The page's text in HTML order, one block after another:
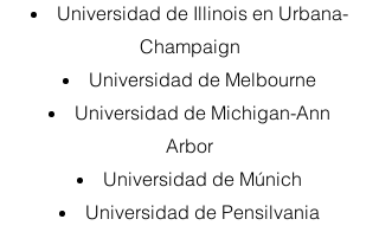
Universidad de Illinois en Urbana-
Champaign
Universidad de Melbourne
Universidad de Michigan-Ann
Arbor
Universidad de Múnich
Universidad de Pensilvania